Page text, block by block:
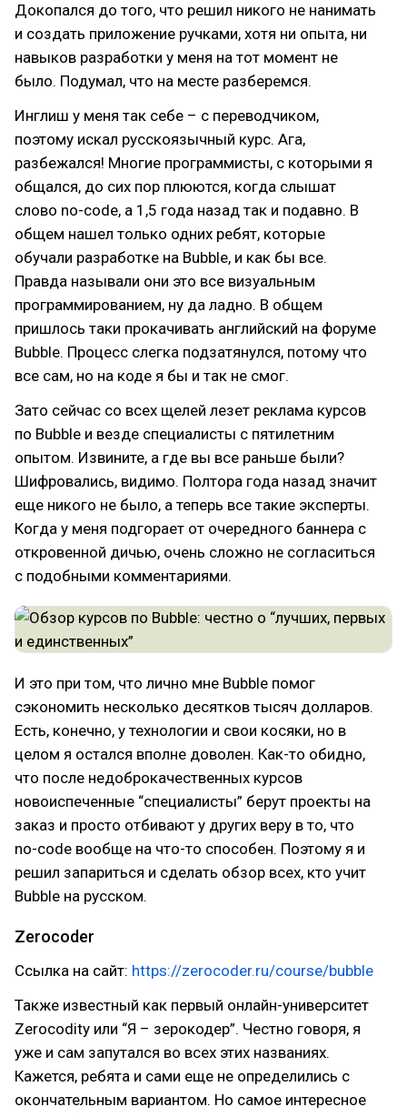
Докопался до того, что решил никого не нанимать
и создать приложение ручками, хотя ни опыта, ни
навыков разработки у меня на тот момент не
было. Подумал, что на месте разберемся.
Инглиш у меня так себе – с переводчиком,
поэтому искал русскоязычный курс. Ага,
разбежался! Многие программисты, с которыми я
общался, до сих пор плюются, когда слышат
слово no-code, а 1,5 года назад так и подавно. В
общем нашел только одних ребят, которые
обучали разработке на Bubble, и как бы все.
Правда называли они это все визуальным
программированием, ну да ладно. В общем
пришлось таки прокачивать английский на форуме
Bubble. Процесс слегка подзатянулся, потому что
все сам, но на коде я бы и так не смог.
Зато сейчас со всех щелей лезет реклама курсов
по Bubble и везде специалисты с пятилетним
опытом. Извините, а где вы все раньше были?
Шифровались, видимо. Полтора года назад значит
еще никого не было, а теперь все такие эксперты.
Когда у меня подгорает от очередного баннера с
откровенной дичью, очень сложно не согласиться
с подобными комментариями.
И это при том, что лично мне Bubble помог
сэкономить несколько десятков тысяч долларов.
Есть, конечно, у технологии и свои косяки, но в
целом я остался вполне доволен. Как-то обидно,
что после недоброкачественных курсов
новоиспеченные “специалисты” берут проекты на
заказ и просто отбивают у других веру в то, что
no-code вообще на что-то способен. Поэтому я и
решил запариться и сделать обзор всех, кто учит
Bubble на русском.
Zerocoder
Ссылка на сайт: https://zerocoder.ru/course/bubble
Также известный как первый онлайн-университет
Zerocodity или “Я – зерокодер”. Честно говоря, я
уже и сам запутался во всех этих названиях.
Кажется, ребята и сами еще не определились с
окончательным вариантом. Но самое интересное